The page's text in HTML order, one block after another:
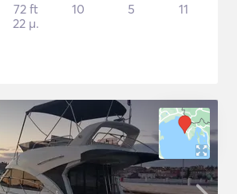
72 ft
22 μ.
10 5 11